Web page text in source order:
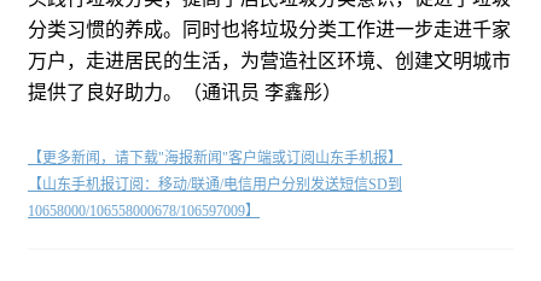
分类习惯的养成。同时也将垃圾分类工作进一步走进千家
万户，走进居民的生活，为营造社区环境、创建文明城市
提供了良好助力。（通讯员 李鑫彤）
【更多新闻，请下载"海报新闻"客户端或订阅山东手机报】
【山东手机报订阅：移动/联通/电信用户分别发送短信SD到
10658000/106558000678/106597009】